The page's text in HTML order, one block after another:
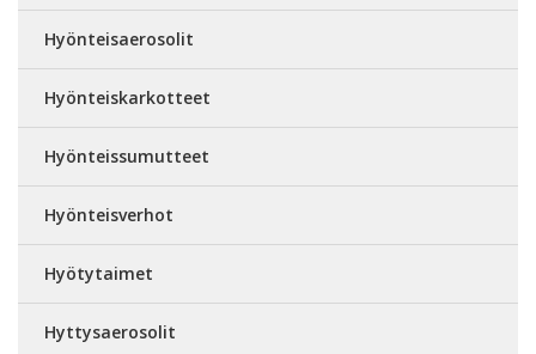
Hyönteisaerosolit
Hyönteiskarkotteet
Hyönteissumutteet
Hyönteisverhot
Hyötytaimet
Hyttysaerosolit